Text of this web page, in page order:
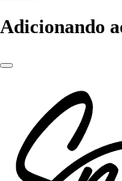
Adicionando